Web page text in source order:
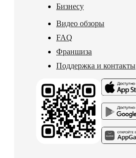
Бизнесу
Видео обзоры
FAQ
Франшиза
Поддержка и контакты